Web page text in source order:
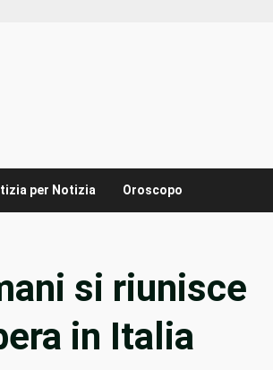
per Notizia Oroscopo
si riunisce
in Italia